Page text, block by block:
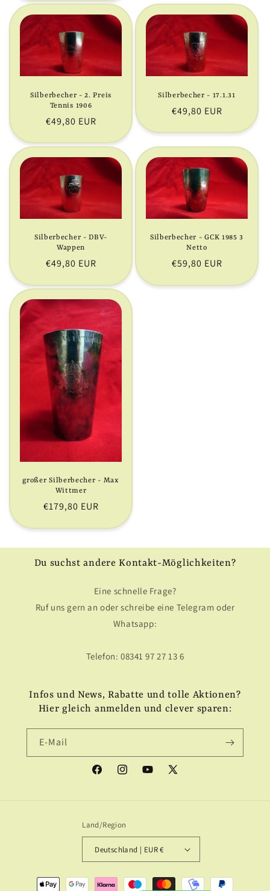
Silberbecher - 2. Preis
Tennis 1906
Normaler
€49,80 EUR
Silberbecher - 17.1.31
Normaler
€49,80 EUR
Silberbecher - DBV-
Wappen
Normaler
€49,80 EUR
Silberbecher - GCK 1985 3
Netto
Normaler
€59,80 EUR
großer Silberbecher - Max
Wittmer
Normaler
€179,80 EUR
Du suchst andere Kontakt-Möglichkeiten?
Eine schnelle Frage?
Ruf uns gern an oder schreibe eine Telegram oder
Whatsapp:
Telefon: 08341 97 27 13 6
Infos und News, Rabatte und tolle Aktionen?
Hier gleich anmelden und clever sparen:
E-Mail
FacebookInstagramYouTube
X
Land/Region
Deutschland | EUR €
Zahlungsmethoden